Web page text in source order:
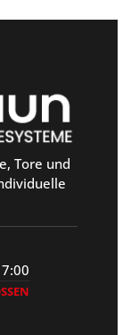
Tore und